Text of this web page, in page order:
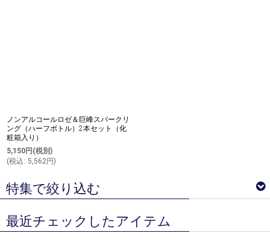
ノンアルコールロゼ＆巨峰スパークリ
ング（ハーフボトル）2本セット（化
粧箱入り）
5,150円 (税別)
(税込 : 5,562円)
特集で絞り込む
ベジターレ サマーギフトギフト特集
最近チェックしたアイテム